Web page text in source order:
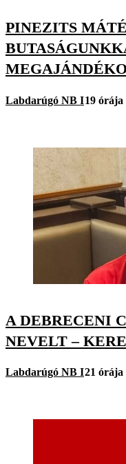
PINEZITS
Labdarúgó NB I19 órája
A DEBRECENI
NEVELT –
Labdarúgó NB I21 órája